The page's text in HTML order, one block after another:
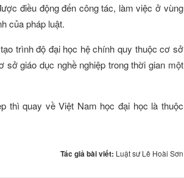
điều động đến công tác, làm việc ở vùng
của pháp luật.
trình độ đại học hệ chính quy thuộc cơ sở
giáo dục nghề nghiệp trong thời gian một
thì quay về Việt Nam học đại học là thuộc
Tác giả bài viết: Luật sư Lê Hoài Sơn